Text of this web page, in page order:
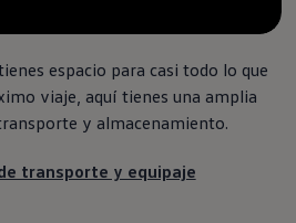
Remaining time, --
espacio para casi todo lo que
viaje, aquí tienes una amplia
y almacenamiento.
transporte y equipaje